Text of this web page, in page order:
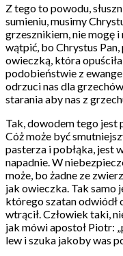
Z tego to powodu,
sumieniu, musimy
grzesznikiem, nie mogę
wątpić, bo Chrystus
owieczką, która
podobieństwie z
odrzuci nas dla
starania aby nas z
Tak, dowodem tego jest
Cóż może być
pasterza i pobłąka, jest
napadnie. W
może, bo żadne ze
jak owieczka. Tak samo
którego szatan odwiódł
wtrącił. Człowiek taki,
jak mówi apostoł Piotr:
lew i szuka jakoby was